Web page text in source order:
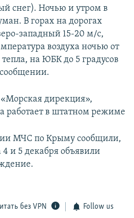
снег). Ночью и утром в
В горах на дорогах
западный 15-20 м/с,
воздуха ночью от
на ЮБК до 5 градусов
сообщении.
дирекция»,
работает в штатном режиме
МЧС по Крыму сообщили,
4 и 5 декабря объявили
без VPN Follow us